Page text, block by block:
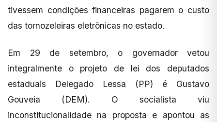
tivessem condições financeiras pagarem o custo
das tornozeleiras eletrônicas no estado.
Em 29 de setembro, o governador vetou
integralmente o projeto de lei dos deputados
estaduais Delegado Lessa (PP) é Gustavo
Gouveia (DEM). O socialista viu
inconstitucionalidade na proposta e apontou as